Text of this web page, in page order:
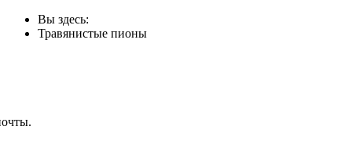
Вы здесь:
Травянистые пионы